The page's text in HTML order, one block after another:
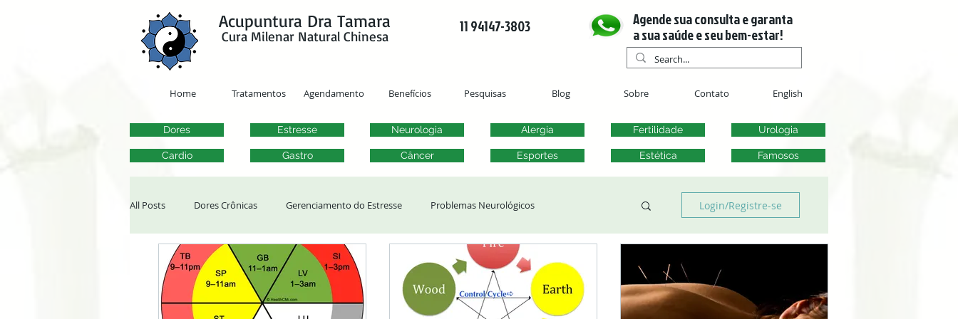
Acupuntura Dra Tamara
Cura Milenar Natural Chinesa
11 94147-3803
Agende sua consulta e garanta
a sua saúde e seu bem-estar!
Home Tratamentos Agendamento Benefícios Pesquisas Blog Sobre Contato English
Dores
Cardio
Estresse
Gastro
Neurologia
Câncer
Alergia
Esportes
Fertilidade
Estética
Urologia
Famosos
All Posts Dores Crônicas Gerenciamento do Estresse Problemas Neurológicos
Tontura, Vertigem e Zumbido Alergias Transtornos Otorrinolaringológicos
Login/Registre-se